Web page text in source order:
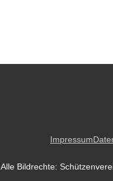
Impressum
Alle Bildrechte: